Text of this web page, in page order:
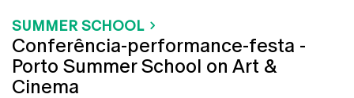
SUMMER SCHOOL
Conferência-performance-festa -
Porto Summer School on Art &
Cinema